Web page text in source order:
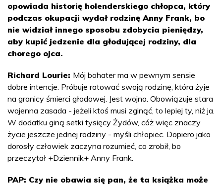
opowiada historię holenderskiego chłopca, który
podczas okupacji wydał rodzinę Anny Frank, bo
nie widział innego sposobu zdobycia pieniędzy,
aby kupić jedzenie dla głodującej rodziny, dla
chorego ojca.
Richard Lourie: Mój bohater ma w pewnym sensie
dobre intencje. Próbuje ratować swoją rodzinę, która żyje
na granicy śmierci głodowej. Jest wojna. Obowiązuje stara
wojenna zasada - jeżeli ktoś musi zginąć, to lepiej ty, niż ja.
W dodatku giną setki tysięcy Żydów, cóż więc znaczy
życie jeszcze jednej rodziny - myśli chłopiec. Dopiero jako
dorosły człowiek zaczyna rozumieć, co zrobił, bo
przeczytał +Dziennik+ Anny Frank.
PAP: Czy nie obawia się pan, że ta książka może